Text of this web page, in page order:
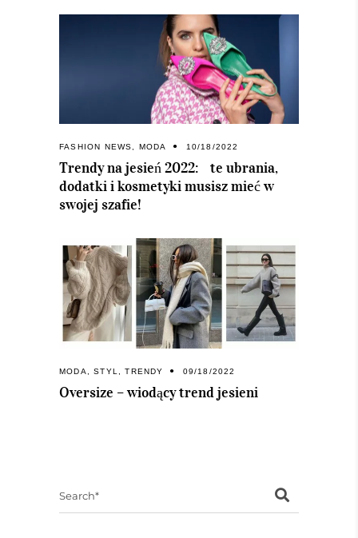
FASHION NEWS, MODA 10/18/2022
Trendy na jesień 2022: te ubrania,
dodatki i kosmetyki musisz mieć w
swojej szafie!
MODA ,STYL ,TRENDY 09/18/2022
Oversize – wiodący trend jesieni